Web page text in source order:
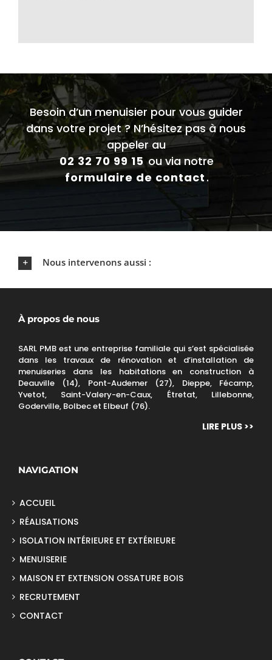
Besoin d’un menuisier pour vous guider
dans votre projet ? N’hésitez pas à nous
appeler au
02 32 70 99 15 ou via notre
formulaire de contact .
Nous intervenons aussi :
À propos de nous
SARL PMB est une entreprise familiale qui s’est spécialisée
dans les travaux de rénovation et d’installation de
menuiseries dans les habitations en construction à
Deauville (14), Pont-Audemer (27), Dieppe, Fécamp,
Yvetot, Saint-Valery-en-Caux, Étretat, Lillebonne,
Goderville, Bolbec et Elbeuf (76).
LIRE PLUS >>
NAVIGATION
ACCUEIL
RÉALISATIONS
ISOLATION INTÉRIEURE ET EXTÉRIEURE
MENUISERIE
MAISON ET EXTENSION OSSATURE BOIS
RECRUTEMENT
CONTACT